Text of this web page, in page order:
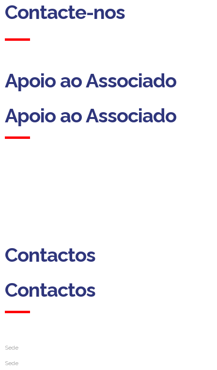
Contacte-nos
Apoio ao Associado
Apoio ao Associado
Contactos
Contactos
Sede
Sede